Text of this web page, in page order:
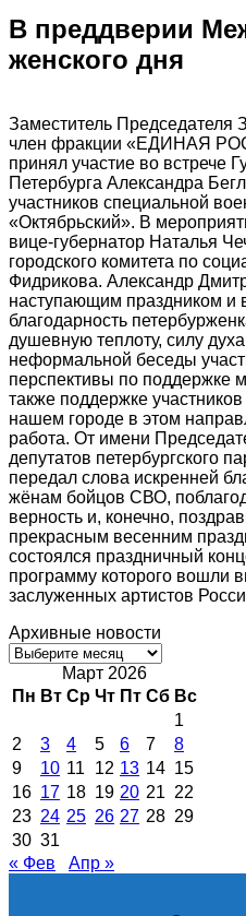
В преддверии
женского дня
Заместитель Председателя
член фракции «ЕДИНАЯ
принял участие во встрече
Петербурга Александра
участников специальной
«Октябрьский». В
вице-губернатор Наталья
городского комитета по
Фидрикова. Александр
наступающим праздником и
благодарность
душевную теплоту, силу
неформальной беседы
перспективы по поддержке
также поддержке
нашем городе в этом
работа. От имени
депутатов петербургского
передал слова искренней
жёнам бойцов СВО,
верность и, конечно,
прекрасным весенним
состоялся праздничный
программу которого вошли
заслуженных артистов
Архивные новости
Архивные
новостиМарт 2026
Пн Вт Ср Чт Пт Сб Вс
1
2
3 4 5 6 7
8
9
10 11 12 13 14 15
16 17 18 19 20 21 22
23 24 25 26 27 28 29
30 31
« Фев
Апр »